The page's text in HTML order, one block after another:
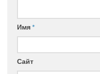
Имя*
Сайт